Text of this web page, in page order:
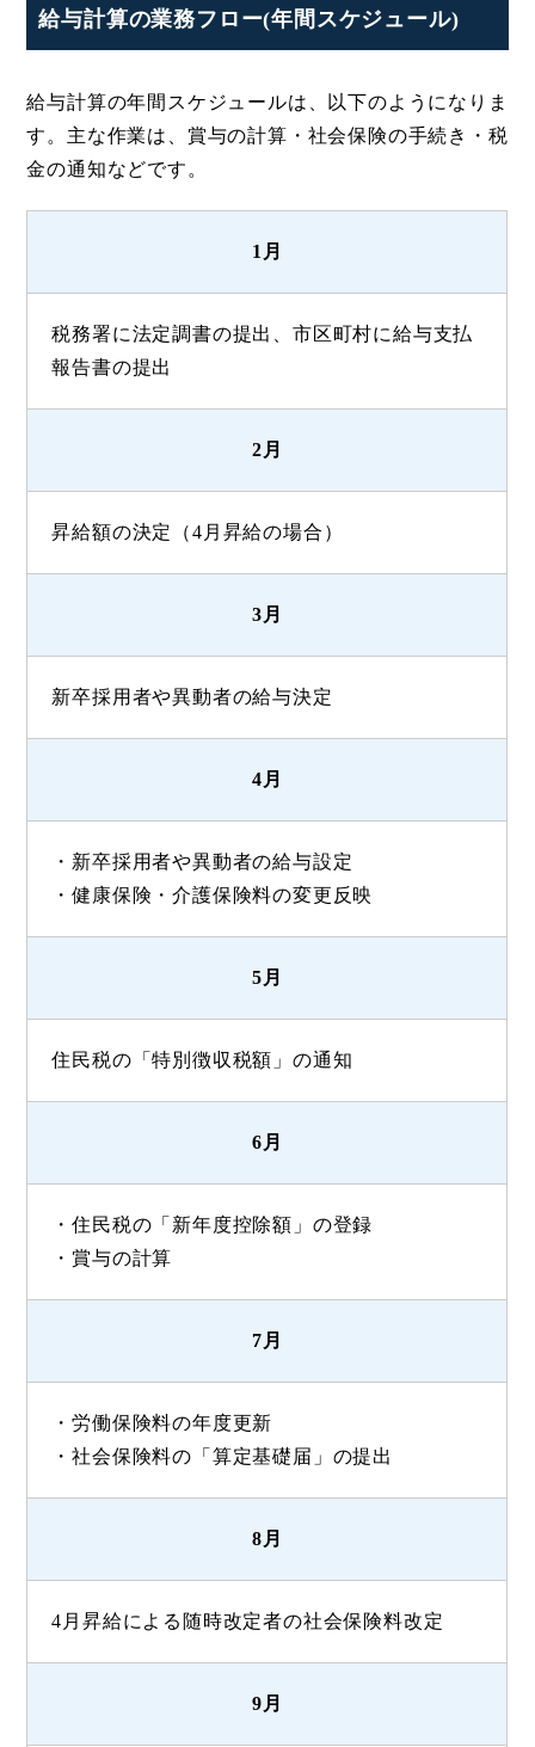
給与計算の業務フロー(年間スケジュール)
給与計算の年間スケジュールは、以下のようになりま
す。主な作業は、賞与の計算・社会保険の手続き・税
金の通知などです。
1月
税務署に法定調書の提出、市区町村に給与支払
報告書の提出
2月
昇給額の決定（4月昇給の場合）
3月
新卒採用者や異動者の給与決定
4月
・新卒採用者や異動者の給与設定
・健康保険・介護保険料の変更反映
5月
住民税の「特別徴収税額」の通知
6月
・住民税の「新年度控除額」の登録
・賞与の計算
7月
・労働保険料の年度更新
・社会保険料の「算定基礎届」の提出
8月
4月昇給による随時改定者の社会保険料改定
9月